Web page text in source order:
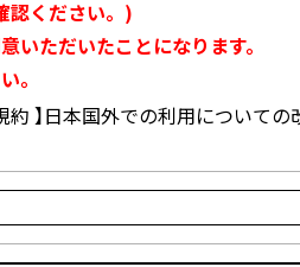
認ください。)
いただいたことになります。
。
約 】日本国外での利用についての